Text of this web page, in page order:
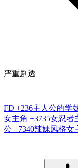
严重剧透
FD +236主人公的学
女主角 +3735女忍者
公 +7340辣妹风格女